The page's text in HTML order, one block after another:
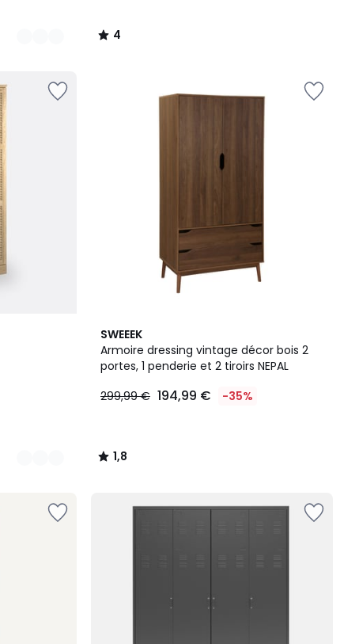
4
/
SWEEEK
Armoire dressing vintage décor bois 2
portes, 1 penderie et 2 tiroirs NEPAL
299,99 € 194,99 € -35%
1,8
/
5
1,8
/